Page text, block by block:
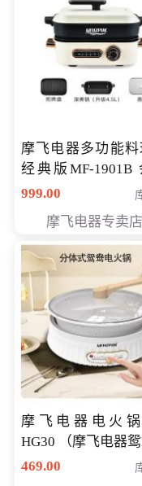
摩飞电器多功能料
经典版MF-1901B
专享价399元
999.00
摩飞电器专卖店
摩飞电器电火锅
HG30 （摩飞电器
MF-HG30 ） 会员
469.00